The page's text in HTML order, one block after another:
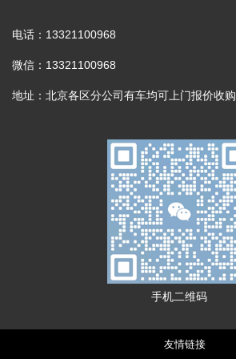
电话：13321100968
微信：13321100968
地址：北京各区分公司有车均可上门报价收购
手机二维码
友情链接